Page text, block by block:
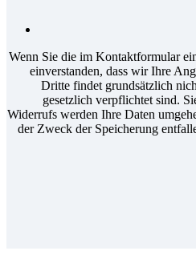
Wenn Sie die im Kontaktformular
einverstanden, dass wir Ihre
Dritte findet grundsätzlich
gesetzlich verpflichtet sind.
Widerrufs werden Ihre Daten
der Zweck der Speicherung